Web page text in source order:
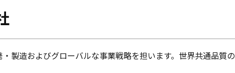
製造およびグローバルな事業戦略を担います。世界共通品